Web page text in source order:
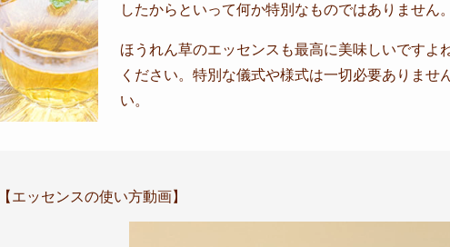
したからといって何か特別なものではありません。
ほうれん草のエッセンスも最高に美味しいですよ
ください。特別な儀式や様式は一切必要ありませ
い。
【エッセンスの使い方動画】